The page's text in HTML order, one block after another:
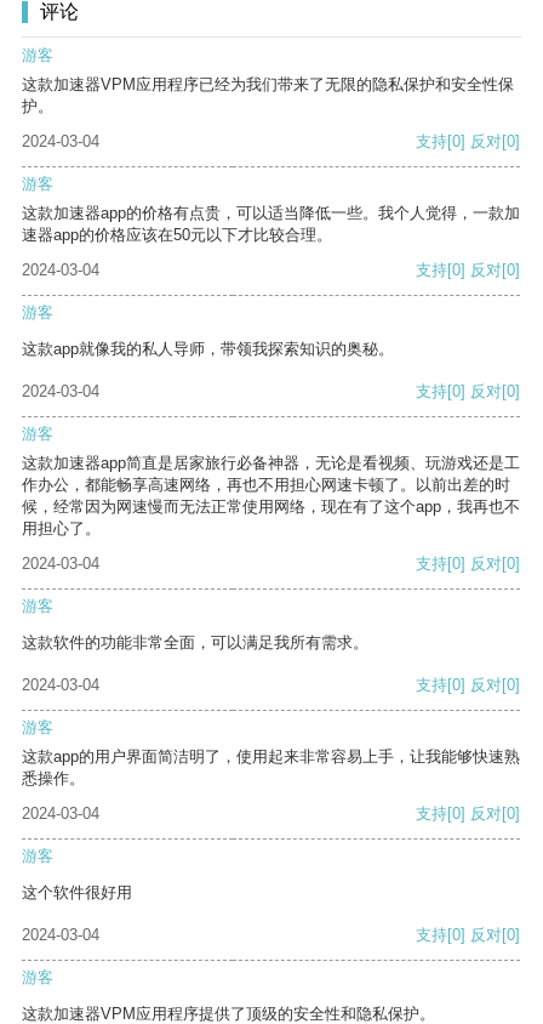
评论
游客
这款加速器VPM应用程序已经为我们带来了无限的隐私保护和安全性保
护。
2024-03-04
支持[0] 反对[0]
游客
这款加速器app的价格有点贵，可以适当降低一些。我个人觉得，一款加
速器app的价格应该在50元以下才比较合理。
2024-03-04
支持[0] 反对[0]
游客
这款app就像我的私人导师，带领我探索知识的奥秘。
2024-03-04 支持[0] 反对[0]
游客
这款加速器app简直是居家旅行必备神器，无论是看视频、玩游戏还是工
作办公，都能畅享高速网络，再也不用担心网速卡顿了。以前出差的时
候，经常因为网速慢而无法正常使用网络，现在有了这个app，我再也不
用担心了。
2024-03-04
支持[0] 反对[0]
游客
这款软件的功能非常全面，可以满足我所有需求。
2024-03-04 支持[0] 反对[0]
游客
这款app的用户界面简洁明了，使用起来非常容易上手，让我能够快速熟
悉操作。
2024-03-04
支持[0] 反对[0]
游客
这个软件很好用
2024-03-04 支持[0] 反对[0]
游客
这款加速器VPM应用程序提供了顶级的安全性和隐私保护。